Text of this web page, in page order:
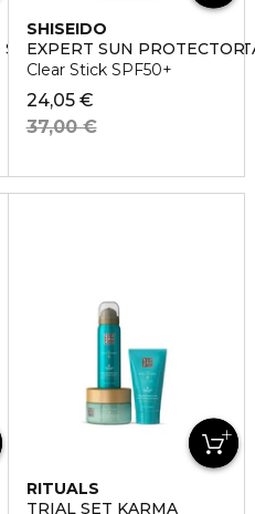
SUPERABBRONZANTE
SHISEIDO
EXPERT SUN PROTECTOR
Clear Stick SPF50+
24,05 €
37,00 €
RITUALS
TRIAL SET KARMA